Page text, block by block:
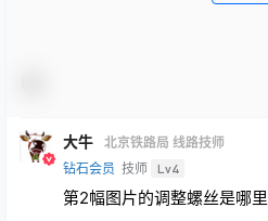
大牛
北京铁路局 线路技师
钻石会员 技师 Lv4
第2幅图片的调整螺丝是哪里